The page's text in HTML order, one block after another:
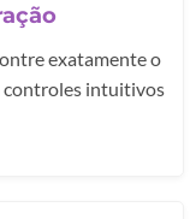
exatamente o
controles intuitivos